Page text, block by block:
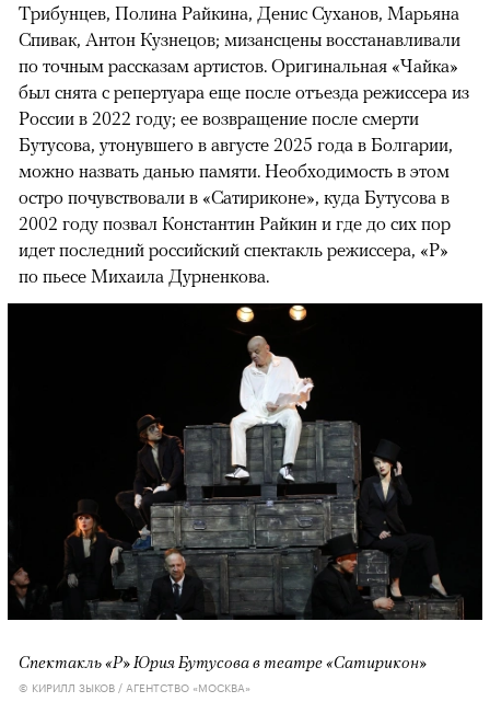
Трибунцев, Полина Райкина, Денис Суханов, Марьяна
Спивак, Антон Кузнецов; мизансцены восстанавливали
по точным рассказам артистов. Оригинальная «Чайка»
был снята с репертуара еще после отъезда режиссера из
России в 2022 году; ее возвращение после смерти
Бутусова, утонувшего в августе 2025 года в Болгарии,
можно назвать данью памяти. Необходимость в этом
остро почувствовали в «Сатириконе», куда Бутусова в
2002 году позвал Константин Райкин и где до сих пор
идет последний российский спектакль режиссера, «Р»
по пьесе Михаила Дурненкова.
Спектакль «Р» Юрия Бутусова в театре «Сатирикон»
© КИРИЛЛ ЗЫКОВ / АГЕНТСТВО «МОСКВА»